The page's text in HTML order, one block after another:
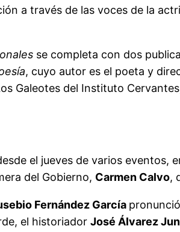
a través de las voces de la
se completa con dos
, cuyo autor es el poeta y
Galeotes del Instituto
el jueves de varios eventos,
del Gobierno, Carmen Calvo,
Fernández García
el historiador José Álvarez